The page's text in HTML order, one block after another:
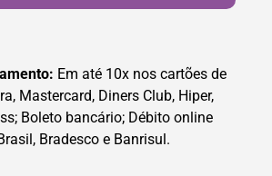
Em até 10x nos cartões de
Mastercard, Diners Club, Hiper,
Boleto bancário; Débito online
Bradesco e Banrisul.